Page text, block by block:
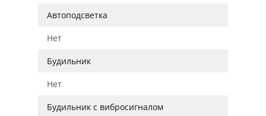
Автоподсветка
Нет
Будильник
Нет
Будильник с вибросигналом